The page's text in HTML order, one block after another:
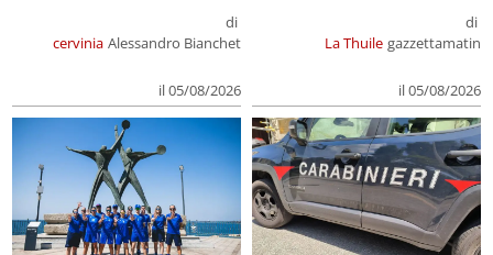
cervinia
di
Alessandro Bianchet
il 05/08/2026
La Thuile
di
gazzettamatin
il 05/08/2026